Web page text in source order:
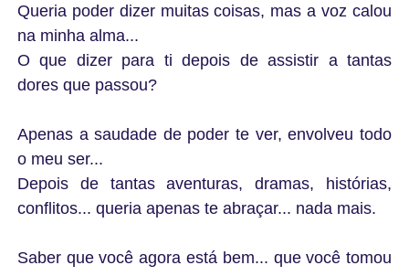
Queria poder dizer muitas coisas, mas a voz calou
na minha alma...
O que dizer para ti depois de assistir a tantas
dores que passou?
Apenas a saudade de poder te ver, envolveu todo
o meu ser...
Depois de tantas aventuras, dramas, histórias,
conflitos... queria apenas te abraçar... nada mais.
Saber que você agora está bem... que você tomou